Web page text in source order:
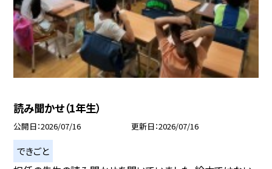
読み聞かせ（1年生）
公開日 2026/07/16 更新日 2026/07/16
できごと